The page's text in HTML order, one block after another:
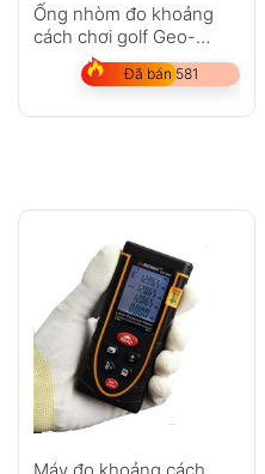
Ống nhòm đo khoảng
cách chơi golf Geo-
Fennel GeoDist 600LR
Đã bán 581